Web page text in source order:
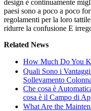
design è continuamente
paesi sono a poco a poco
regolamenti per la loro
ridurre la confusione E
Related News
How Much Do You
Quali Sono i
Sollevamento
Che cosa è
cosa è il Campo di
What Are the